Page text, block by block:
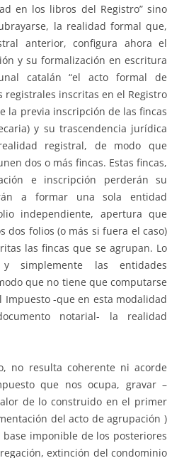
en los libros del Registro” sino
la realidad formal que,
anterior, configura ahora el
y su formalización en escritura
catalán “el acto formal de
registrales inscritas en el Registro
la previa inscripción de las fincas
y su trascendencia jurídica
registral, de modo que
dos o más fincas. Estas fincas,
e inscripción perderán su
a formar una sola entidad
independiente, apertura que
dos folios (o más si fuera el caso)
las fincas que se agrupan. Lo
simplemente las entidades
que no tiene que computarse
-que en esta modalidad
notarial- la realidad
no resulta coherente ni acorde
que nos ocupa, gravar –
de lo construido en el primer
del acto de agrupación )
imponible de los posteriores
extinción del condominio